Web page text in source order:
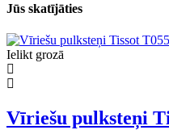
Jūs skatījāties
Ielikt grozā
Vīriešu pulksteņi